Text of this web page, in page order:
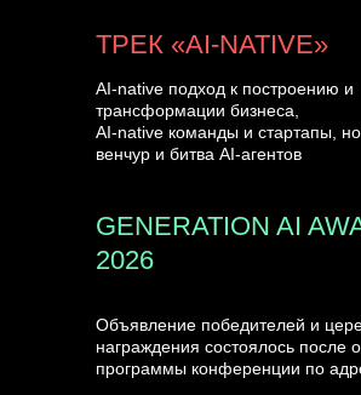
Объявление победителей и
награждения состоялось после
программы конференции по
GENERATION AI
2026
AI-native подход к построению и
трансформации бизнеса,
AI-native команды и стартапы,
венчур и битва AI-агентов
ТРЕК «AI-NATIVE»